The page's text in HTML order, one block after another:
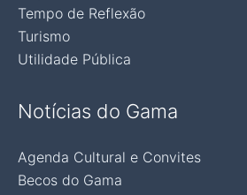
Tempo de Reflexão
Turismo
Utilidade Pública
Notícias do Gama
Agenda Cultural e Convites
Becos do Gama